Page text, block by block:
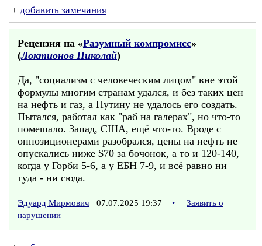
+ добавить замечания
Рецензия на «Разумный компромисс»
(Локтионов Николай)
Да, "социализм с человеческим лицом" вне этой
формулы многим странам удался, и без таких цен
на нефть и газ, а Путину не удалось его создать.
Пытался, работал как "раб на галерах", но что-то
помешало. Запад, США, ещё что-то. Вроде с
оппозиционерами разобрался, цены на нефть не
опускались ниже $70 за бочонок, а то и 120-140,
когда у Горби 5-6, а у ЕБН 7-9, и всё равно ни
туда - ни сюда.
Эдуард Мирмович 07.07.2025 19:37 •
Заявить о
нарушении